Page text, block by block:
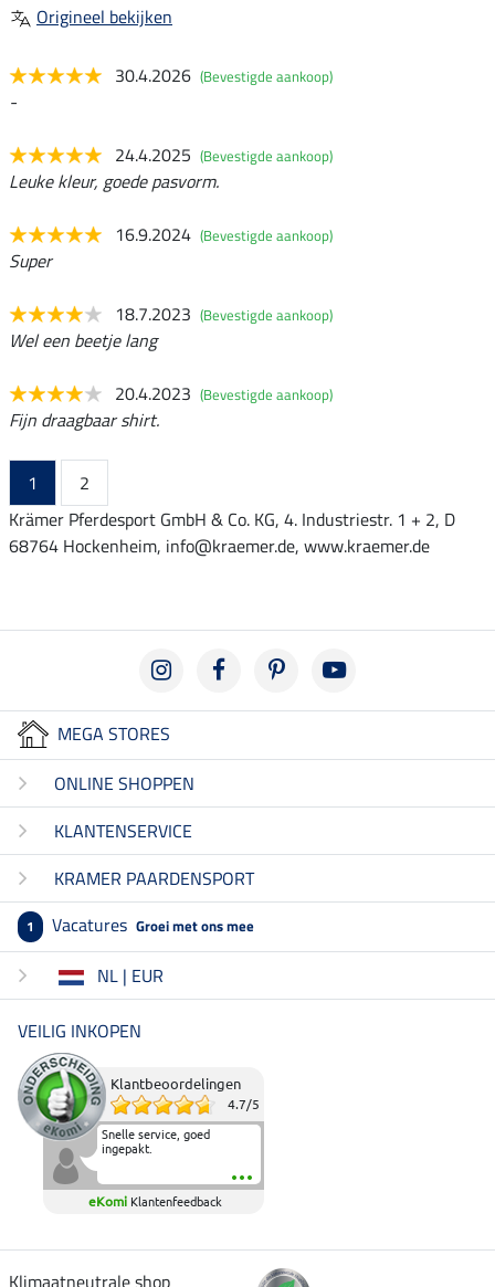
Origineel bekijken
30.4.2026 (Bevestigde aankoop)
-
24.4.2025 (Bevestigde aankoop)
Leuke kleur, goede pasvorm.
16.9.2024 (Bevestigde aankoop)
Super
18.7.2023 (Bevestigde aankoop)
Wel een beetje lang
20.4.2023 (Bevestigde aankoop)
Fijn draagbaar shirt.
1
2
Krämer Pferdesport GmbH & Co. KG, 4. Industriestr. 1 + 2, D
68764 Hockenheim, info@kraemer.de, www.kraemer.de
MEGA STORES
ONLINE SHOPPEN
KLANTENSERVICE
KRAMER PAARDENSPORT
1 Vacatures Groei met ons mee
NL | EUR
VEILIG INKOPEN
Klantbeoordelingen
4.7/5
Snelle service, goed
ingepakt.
eKomi Klantenfeedback
Klimaatneutrale shop